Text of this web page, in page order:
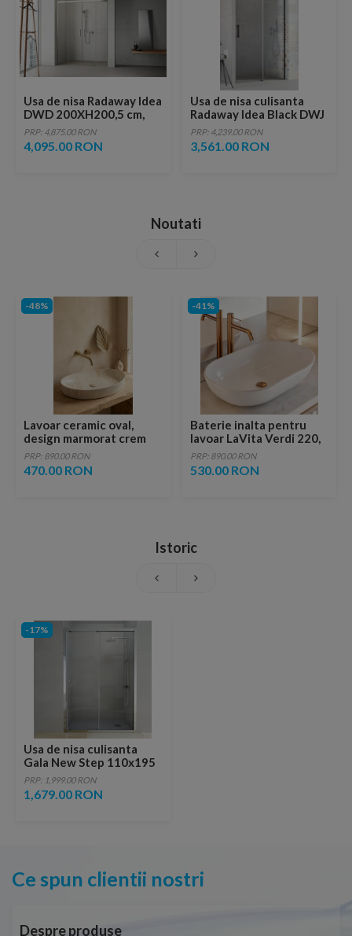
Usa de nisa Radaway Idea
DWD 200XH200,5 cm,
sticla transparenta
PRP: 4,875.00 RON
4,095.00 RON
Usa de nisa culisanta
Radaway Idea Black DWJ
dreapta 150 x H200.5 cm
profil negru mat
PRP: 4,239.00 RON
3,561.00 RON
Noutati
-48%
Lavoar ceramic oval,
design marmorat crem
lucios cu vene aurii,
ventil inclus
PRP: 890.00 RON
470.00 RON
-41%
Baterie inalta pentru
lavoar LaVita Verdi 220,
fara ventil, brushed
copper
PRP: 890.00 RON
530.00 RON
Istoric
-17%
Usa de nisa culisanta
Gala New Step 110x195
cm profil crom
PRP: 1,999.00 RON
1,679.00 RON
Ce spun clientii nostri
Despre produse